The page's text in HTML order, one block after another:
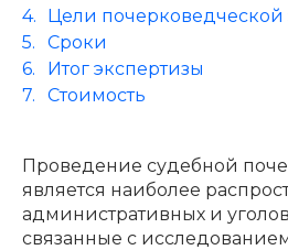
Цели почерковедческой
Сроки
Итог экспертизы
Стоимость
Проведение судебной
является наиболее
административных и
связанные с